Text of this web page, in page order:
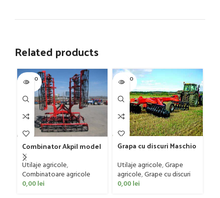
Related products
SOLD O
UT
Combinator Akpil model
Rylec XL, 80-160 CP
Utilaje agricole,
Combinatoare agricole
0,00lei
SOLD O
UT
Grapa cu discuri Maschio
Utilaje agricole,Grape
agricole,Grape cu discuri
0,00lei